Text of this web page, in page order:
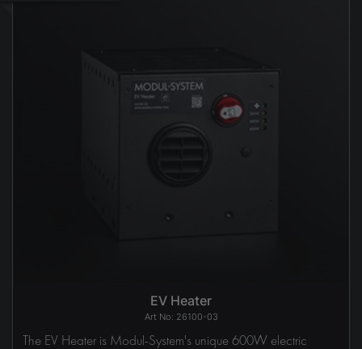
EV Heater
26100-03
The EV Heater is Modul-System's unique 600W electric